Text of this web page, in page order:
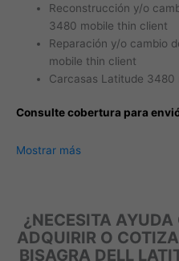
Reconstrucción y/o
3480 mobile thin client
Reparación y/o cambio
mobile thin client
Carcasas Latitude 3480
Consulte cobertura para
Leticia, Medellín, Arauca,
Armenia, Pereira, San Andrés,
Ibagué, Cali, Mitú, Puerto
Mostrar más
¿NECESITA
ADQUIRIR O
BISAGRA DELL